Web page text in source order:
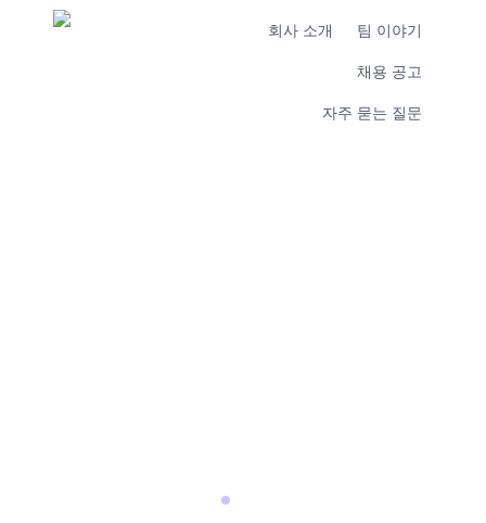
회사 소개 팀 이야기
채용 공고
자주 묻는 질문